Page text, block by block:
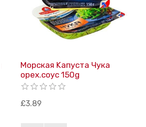
Морская Kапуста Чука
орех.соус 150g
£3.89